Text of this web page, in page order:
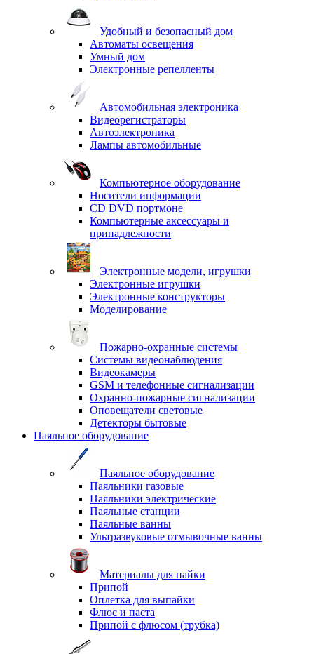
Удобный и безопасный дом
Автоматы освещения
Умный дом
Электронные репелленты
Автомобильная электроника
Видеорегистраторы
Автоэлектроника
Лампы автомобильные
Компьютерное оборудование
Носители информации
CD DVD портмоне
Компьютерные аксессуары и
принадлежности
Электронные модели, игрушки
Электронные игрушки
Электронные конструкторы
Моделирование
Пожарно-охранные системы
Системы видеонаблюдения
Видеокамеры
GSM и телефонные сигнализации
Охранно-пожарные сигнализации
Оповещатели световые
Детекторы бытовые
Паяльное оборудование
Паяльное оборудование
Паяльники газовые
Паяльники электрические
Паяльные станции
Паяльные ванны
Ультразвуковые отмывочные ванны
Материалы для пайки
Припой
Оплетка для выпайки
Флюс и паста
Припой с флюсом (трубка)